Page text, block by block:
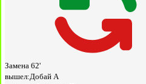
Замена 62'
вышел:Добай А